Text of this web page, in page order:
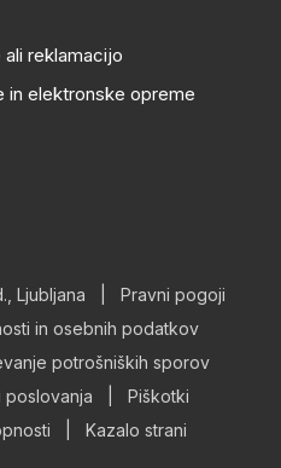
reklamacijo
in elektronske opreme
Ljubljana
Pravni pogoji
in osebnih podatkov
potrošniških sporov
poslovanja
Piškotki
Kazalo strani